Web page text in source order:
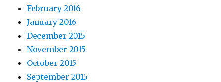
February 2016
January 2016
December 2015
November 2015
October 2015
September 2015